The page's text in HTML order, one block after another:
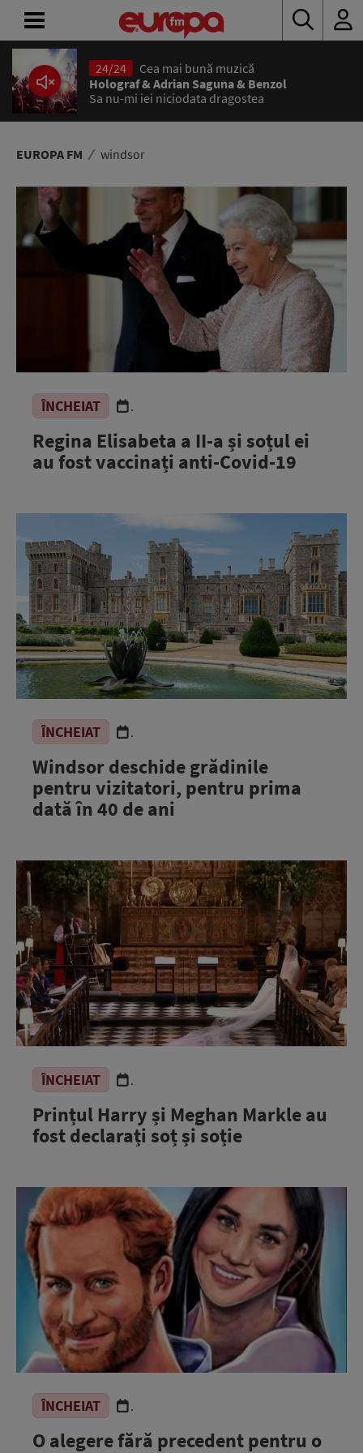
24/24
Cea mai bună muzică
Holograf & Adrian Saguna & Benzol
Sa nu-mi iei niciodata dragostea
EUROPA FM windsor
ÎNCHEIAT .
Regina Elisabeta a II-a și soțul ei
au fost vaccinați anti-Covid-19
ÎNCHEIAT .
Windsor deschide grădinile
pentru vizitatori, pentru prima
dată în 40 de ani
ÎNCHEIAT .
Prințul Harry și Meghan Markle au
fost declarați soț și soție
ÎNCHEIAT .
O alegere fără precedent pentru o
ACASĂ
ȘTIRI
RADIO
CONCURSURI
PODCAST
ASCULTĂ